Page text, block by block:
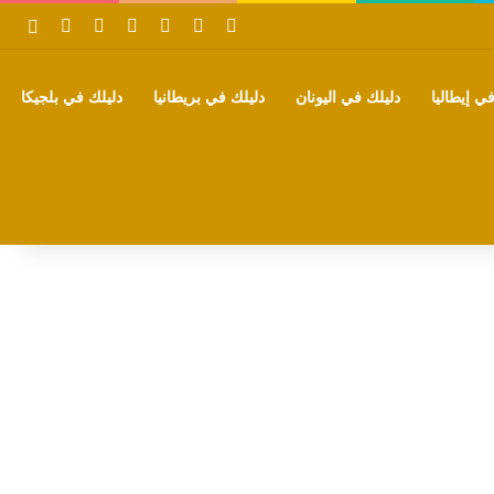
فيسبوك بينتيريست‫YouTube
تيلقرام واتساب
إيطاليا دليلك في اليونان دليلك في بريطانيا دليلك في بلجيكا